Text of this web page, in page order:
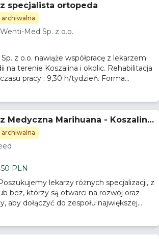
specjalista ortopeda
Med Sp. z o.o.
z o.o. nawiąże współpracę z lekarzem
na terenie Koszalina i okolic. Rehabilitacja
domowa , wymiar czasu pracy : 9,30 h/tydzień. Forma...
Medyczna Marihuana - Koszalin -
- 350brutto/h
PLN
lekarzy różnych specjalizacji, z
bez, którzy są otwarci na rozwój oraz
aby dołączyć do zespołu największej...